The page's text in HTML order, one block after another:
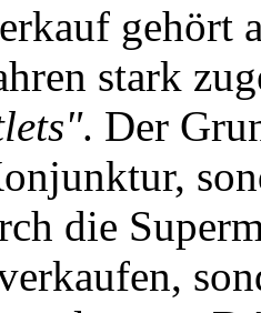
gehört
stark
. Der
die